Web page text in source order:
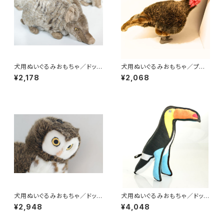
犬用ぬいぐるみおもちゃ／ドッグ
トイズ・アルマジロ
¥2,178
犬用ぬいぐるみおもちゃ／プラッ
シュターキー
¥2,068
犬用ぬいぐるみおもちゃ／ドッグ
トイズ・フクロウ
¥2,948
犬用ぬいぐるみおもちゃ／ドッグ
トイズオニオオハシ
¥4,048